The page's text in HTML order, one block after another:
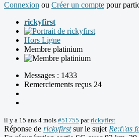
Connexion ou Créer un compte pour
rickyfirst
Hors Ligne
Membre platinium
Messages : 1433
Remerciements reçus 24
il y a 15 ans 4 mois #51755 parrickyfirst
Réponse de rickyfirstsur le sujet Re:t\'as